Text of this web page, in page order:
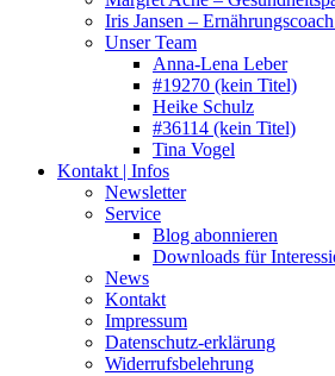
Iris Jansen –
Unser Team
Anna-Lena Leber
#19270 (kein Titel)
Heike Schulz
#36114 (kein Titel)
Tina Vogel
Kontakt | Infos
Newsletter
Service
Blog abonnieren
Downloads für
News
Kontakt
Impressum
Datenschutz-erklärung
Widerrufsbelehrung